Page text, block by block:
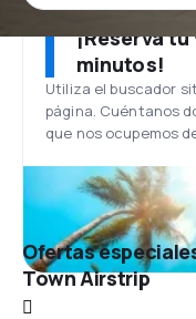
¡Reserva
minutos!
Utiliza el buscador
página. Cuéntanos
que nos ocupemos
Ofertas
Town Airstrip